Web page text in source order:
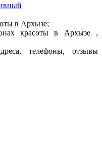
в Архызе;
красоты в Архызе ,
телефоны, отзывы